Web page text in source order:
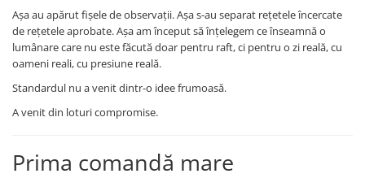
Așa au apărut fișele de observații. Așa s-au separat rețetele încercate
de rețetele aprobate. Așa am început să înțelegem ce înseamnă o
lumânare care nu este făcută doar pentru raft, ci pentru o zi reală, cu
oameni reali, cu presiune reală.
Standardul nu a venit dintr-o idee frumoasă.
A venit din loturi compromise.
Prima comandă mare